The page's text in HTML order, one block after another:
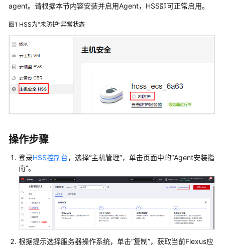
速
门
南
践
API
参
考
常
见
问
题
agent。请根据本节内容安装并启用Agent，HSS即可正常启用。
图1 HSS为“未防护”异常状态
操作步骤
登录HSS控制台，选择“主机管理”，单击页面中的“Agent安装指
南”。
根据提示选择服务器操作系统，单击“复制”，获取当前Flexus应